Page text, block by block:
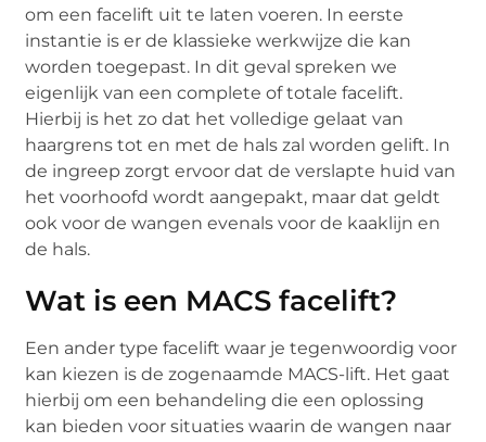
om een facelift uit te laten voeren. In eerste
instantie is er de klassieke werkwijze die kan
worden toegepast. In dit geval spreken we
eigenlijk van een complete of totale facelift.
Hierbij is het zo dat het volledige gelaat van
haargrens tot en met de hals zal worden gelift. In
de ingreep zorgt ervoor dat de verslapte huid van
het voorhoofd wordt aangepakt, maar dat geldt
ook voor de wangen evenals voor de kaaklijn en
de hals.
Wat is een MACS facelift?
Een ander type facelift waar je tegenwoordig voor
kan kiezen is de zogenaamde MACS-lift. Het gaat
hierbij om een behandeling die een oplossing
kan bieden voor situaties waarin de wangen naar